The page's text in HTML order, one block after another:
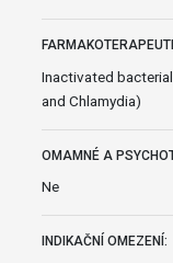
Inactivated
and Chlamydia)
OMAMNÉ A
Ne
INDIKAČNÍ OMEZENÍ: